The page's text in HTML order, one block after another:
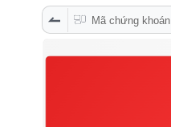
Mã chứng khoán
TRÁI